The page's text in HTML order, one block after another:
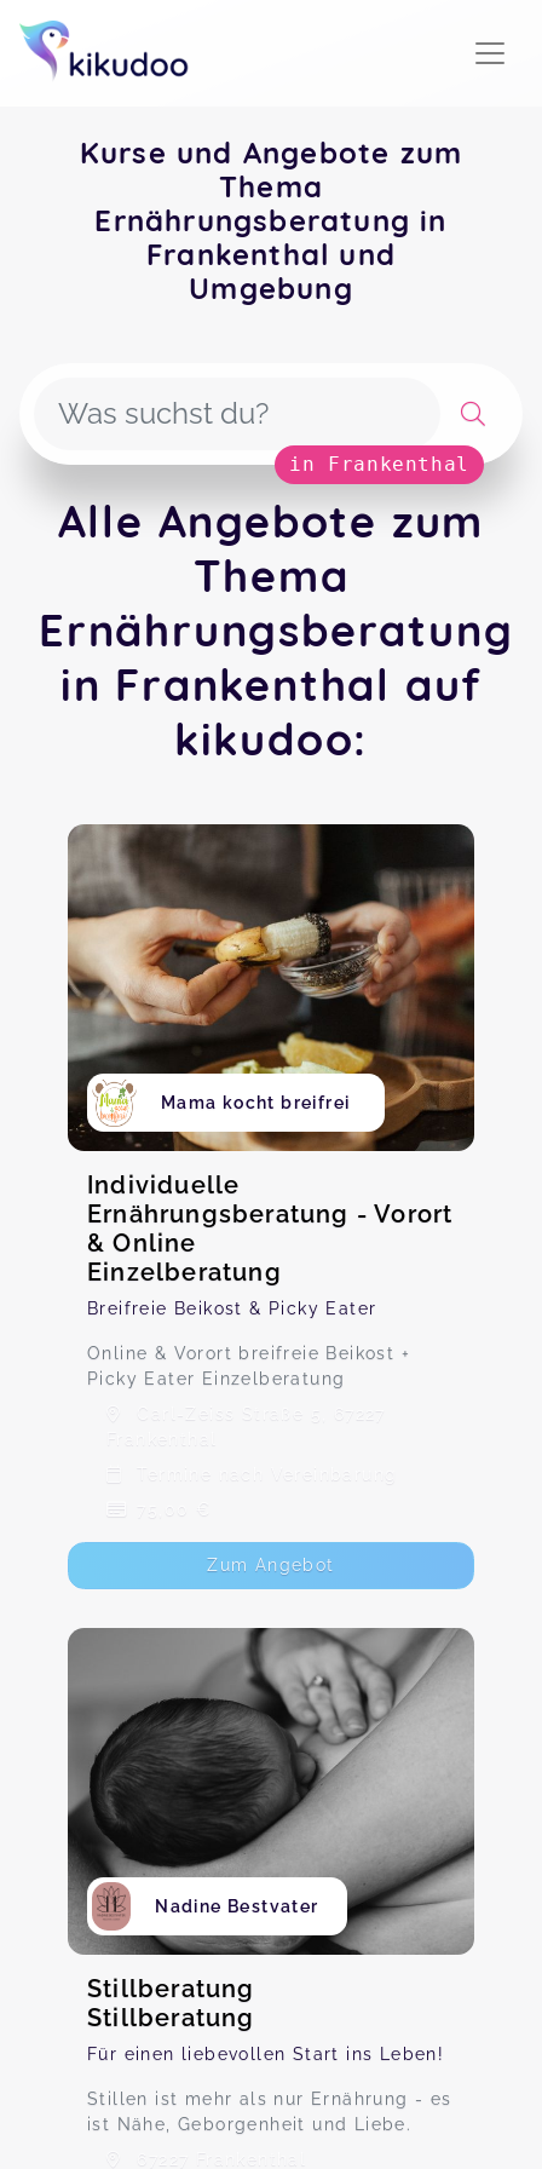
Kurse und Angebote zum
Thema
Ernährungsberatung in
Frankenthal und
Umgebung
in Frankenthal
Alle Angebote zum
Thema
Ernährungsberatung
in Frankenthal auf
kikudoo:
Mama kocht breifrei
Individuelle
Ernährungsberatung - Vorort
& Online
Einzelberatung
Breifreie Beikost & Picky Eater
Online & Vorort breifreie Beikost +
Picky Eater Einzelberatung
Carl-Zeiss Straße 5, 67227
Frankenthal
Termine nach Vereinbarung
75,00 €
Zum Angebot
Nadine Bestvater
Stillberatung
Stillberatung
Für einen liebevollen Start ins Leben!
Stillen ist mehr als nur Ernährung - es
ist Nähe, Geborgenheit und Liebe.
67227 Frankenthal